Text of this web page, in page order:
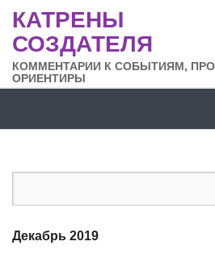
КАТРЕНЫ
СОЗДАТЕЛЯ
КОММЕНТАРИИ К СОБЫТИЯМ,
ОРИЕНТИРЫ
Декабрь 2019